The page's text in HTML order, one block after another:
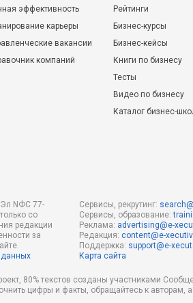
эффективность
карьеры
вакансии
компаний
Рейтинги
Бизнес-курсы
Бизнес-кейсы
Книги по бизнесу
Тесты
Видео по бизнесу
Каталог бизнес-
Эл NФС 77-
со
редакции
за
данных
Сервисы, рекрутинг:
Сервисы, образование:
Реклама: advertising@e-
Редакция: content@e-
Поддержка: support@e-
Карта сайта
80% текстов созданы участниками
цифры и факты, обращайтесь к